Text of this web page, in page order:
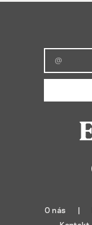
O nás